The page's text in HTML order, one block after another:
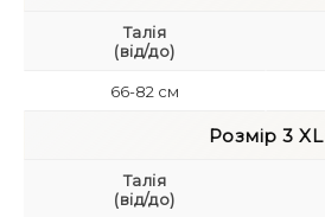
Склад тканини:
— 91% нейлон
— 9% спандекс
втрачає форму після прання.
Талія
(від/до)
66-82 см
Розмір 3 XL
Талія
(від/до)